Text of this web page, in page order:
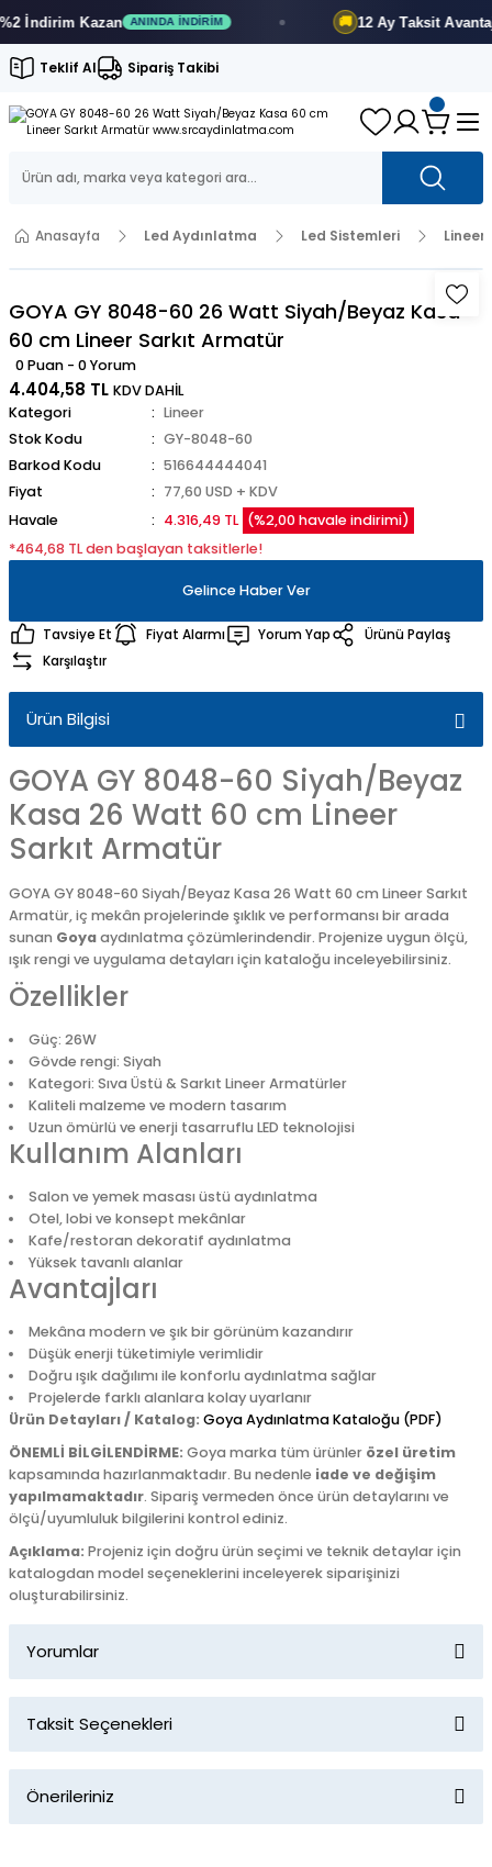
Kazan ANINDA İNDIRIM 12 Ay Taksit Avantajı
Teklif Al Sipariş Takibi
Anasayfa Led Aydınlatma Led Sistemleri Lineer
GOYA GY 8048-60 26 Watt Siyah/Beyaz Kasa
60 cm Lineer Sarkıt Armatür
0 Puan - 0 Yorum
4.404,58 TL KDV DAHİL
Kategori
Lineer
Stok Kodu
GY-8048-60
Barkod Kodu
516644444041
Fiyat
77,60 USD + KDV
Havale
4.316,49 TL (%2,00 havale indirimi)
*464,68 TL den başlayan taksitlerle!
Gelince Haber Ver
Tavsiye Et Fiyat Alarmı Yorum Yap
Ürünü Paylaş
Karşılaştır
Ürün Bilgisi
GOYA GY 8048-60 Siyah/Beyaz
Kasa 26 Watt 60 cm Lineer
Sarkıt Armatür
GOYA GY 8048-60 Siyah/Beyaz Kasa 26 Watt 60 cm Lineer Sarkıt
Armatür, iç mekân projelerinde şıklık ve performansı bir arada
sunan Goyaaydınlatma çözümlerindendir. Projenize uygun ölçü,
ışık rengi ve uygulama detayları için kataloğu inceleyebilirsiniz.
Özellikler
Güç: 26W
Gövde rengi: Siyah
Kategori: Sıva Üstü & Sarkıt Lineer Armatürler
Kaliteli malzeme ve modern tasarım
Uzun ömürlü ve enerji tasarruflu LED teknolojisi
Kullanım Alanları
Salon ve yemek masası üstü aydınlatma
Otel, lobi ve konsept mekânlar
Kafe/restoran dekoratif aydınlatma
Yüksek tavanlı alanlar
Avantajları
Mekâna modern ve şık bir görünüm kazandırır
Düşük enerji tüketimiyle verimlidir
Doğru ışık dağılımı ile konforlu aydınlatma sağlar
Projelerde farklı alanlara kolay uyarlanır
Ürün Detayları / Katalog: Goya Aydınlatma Kataloğu (PDF)
ÖNEMLİ BİLGİLENDİRME: Goya marka tüm ürünler özel üretim
kapsamında hazırlanmaktadır. Bu nedenle iade ve değişim
yapılmamaktadır. Sipariş vermeden önce ürün detaylarını ve
ölçü/uyumluluk bilgilerini kontrol ediniz.
Açıklama: Projeniz için doğru ürün seçimi ve teknik detaylar için
katalogdan model seçeneklerini inceleyerek siparişinizi
oluşturabilirsiniz.
Yorumlar
Taksit Seçenekleri
Önerileriniz